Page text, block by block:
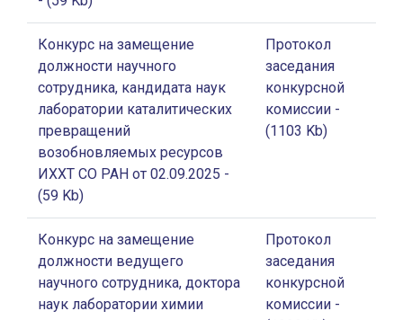
Конкурс на замещение
должности научного
сотрудника, кандидата наук
лаборатории каталитических
превращений
возобновляемых ресурсов
ИХХТ СО РАН от 02.09.2025 -
(59 Kb)
Протокол
заседания
конкурсной
комиссии -
(1103 Kb)
Конкурс на замещение
должности ведущего
научного сотрудника, доктора
наук лаборатории химии
Протокол
заседания
конкурсной
комиссии -